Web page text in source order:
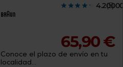
(5)
65,90 €
Conoce el plazo de envío en tu
localidad...